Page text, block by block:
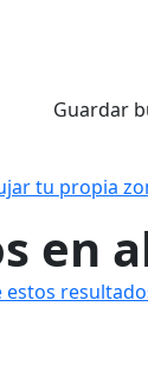
Guardar
tu propia
en